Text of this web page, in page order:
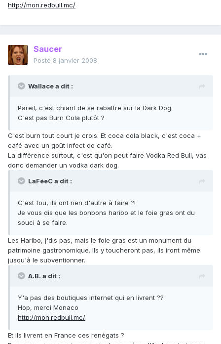
http://mon.redbull.mc/
Saucer
Posté 8 janvier 2008
Wallace a dit :
Pareil, c'est chiant de se rabattre sur la Dark Dog.
C'est pas Burn Cola plutôt ?
C'est burn tout court je crois. Et coca cola black, c'est coca +
café avec un goût infect de café.
La différence surtout, c'est qu'on peut faire Vodka Red Bull, vas
donc demander un vodka dark dog.
LaFéeC a dit :
C'est fou, ils ont rien d'autre à faire ?!
Je vous dis que les bonbons haribo et le foie gras ont du
souci à se faire.
Les Haribo, j'dis pas, mais le foie gras est un monument du
patrimoine gastronomique. Ils y toucheront pas, ils iront même
jusqu'à le subventionner.
A.B. a dit :
Y'a pas des boutiques internet qui en livrent ??
Hop, merci Monaco
http://mon.redbull.mc/
Et ils livrent en France ces renégats ?